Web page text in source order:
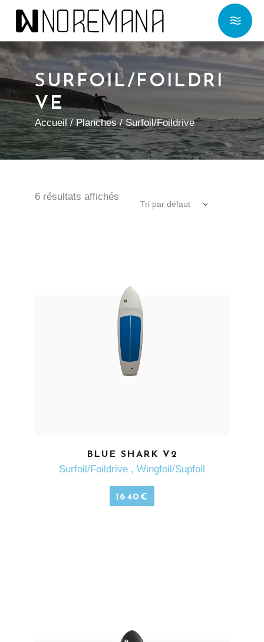
SURFOIL/FOILDRI
VE
Accueil/Planches/ Surfoil/Foildrive
6 résultats affichés
Tri par défaut
EN SAVOIR PLUS
BLUE SHARK V2
Surfoil/Foildrive , Wingfoil/Supfoil
1640 €